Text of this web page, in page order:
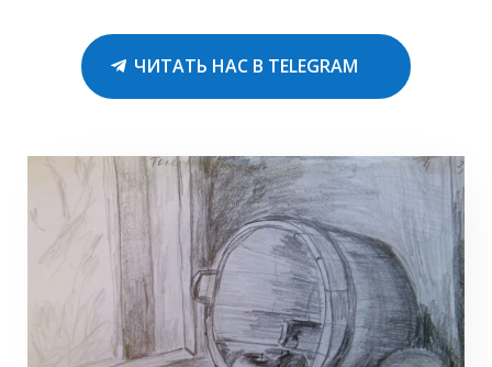
ЧИТАТЬ НАС В TELEGRAM